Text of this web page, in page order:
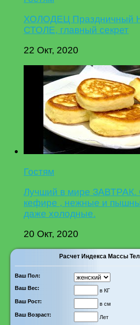
ХОЛОДЕЦ Праздничный
СТОЛЕ, главный секрет
22 Окт, 2020
Гостям
Лучший в мире ЗАВТРАК.
кефире , нежные и
даже холодные.
20 Окт, 2020
Расчет Индекса Массы
Ваш Пол:
Ваш Вес:
в КГ
Ваш Рост:
в см
Ваш Возраст:
Лет